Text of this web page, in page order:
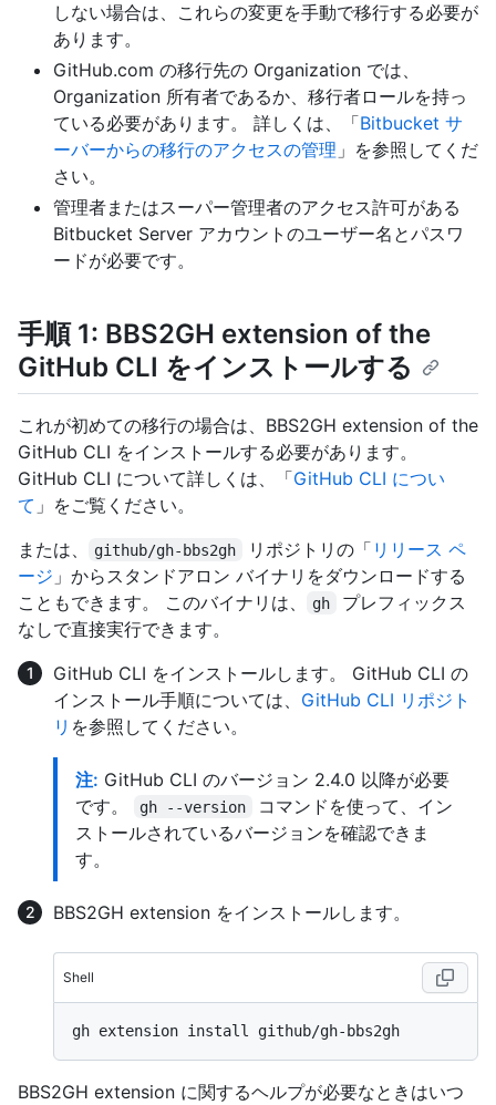
しない場合は、これらの変更を手動で移行する必要が
あります。
GitHub.com の移行先の Organization では、
Organization 所有者であるか、移行者ロールを持っ
ている必要があります。 詳しくは、「Bitbucket サ
ーバーからの移行のアクセスの管理 」を参照してくだ
さい。
管理者またはスーパー管理者のアクセス許可がある
Bitbucket Server アカウントのユーザー名とパスワ
ードが必要です。
手順 1: BBS2GH extension of the
GitHub CLI をインストールする
これが初めての移行の場合は、BBS2GH extension of the
GitHub CLI をインストールする必要があります。
GitHub CLI について詳しくは、「GitHub CLI につい
て 」をご覧ください。
または、
github/gh-bbs2gh リポジトリの「 リリース ペ
ージ 」からスタンドアロン バイナリをダウンロードする
こともできます。 このバイナリは、
gh
プレフィックス
なしで直接実行できます。
GitHub CLI をインストールします。 GitHub CLI の
インストール手順については、 GitHub CLI リポジト
リ を参照してください。
注: GitHub CLI のバージョン 2.4.0 以降が必要
です。
gh --version
コマンドを使って、イン
ストールされているバージョンを確認できま
す。
BBS2GH extension をインストールします。
Shell
BBS2GH extension に関するヘルプが必要なときはいつ